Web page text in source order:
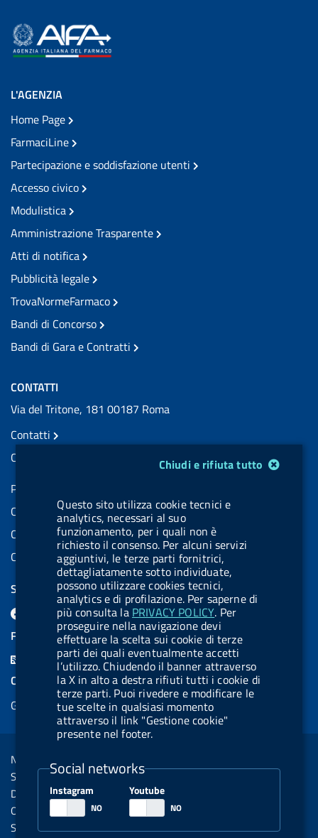
Chiudi e rifiuta tutto
Questo sito utilizza cookie tecnici e
analytics, necessari al suo
funzionamento, per i quali non è
richiesto il consenso. Per alcuni servizi
aggiuntivi, le terze parti fornitrici,
dettagliatamente sotto individuate,
possono utilizzare cookies tecnici,
analytics e di profilazione. Per saperne di
più consulta la PRIVACY POLICY. Per
proseguire nella navigazione devi
effettuare la scelta sui cookie di terze
parti dei quali eventualmente accetti
l’utilizzo. Chiudendo il banner attraverso
la X in alto a destra rifiuti tutti i cookie di
terze parti. Puoi rivedere e modificare le
tue scelte in qualsiasi momento
attraverso il link "Gestione cookie"
presente nel footer.
Social networks
Instagram Youtube
L'AGENZIA
Home Page
FarmaciLine
Partecipazione e soddisfazione utenti
Accesso civico
Modulistica
Amministrazione Trasparente
Atti di notifica
Pubblicità legale
TrovaNormeFarmaco
Bandi di Concorso
Bandi di Gara e Contratti
CONTATTI
Via del Tritone, 181 00187 Roma
Contatti
Contatti PEC
Partita IVA: 08703841000
Codice Fiscale: 97345810580
Codice IPA AIFA: aifa_rm
Codice IPA UCB: UFE1TR
SEGUICI SU
l
a
b
e
l
.
b
t
t
o
n
X
B
l
u
e
s
k
y
Y
o
u
t
u
b
e
l
a
b
e
l
.
b
t
t
o
n
FEED RSS
COOKIES
Gestione cookie
Sezione Link Utili
Note legali
Social Media Policy
Dichiarazione di accessibilità
Obiettivi di accessibilità
Statistiche sito